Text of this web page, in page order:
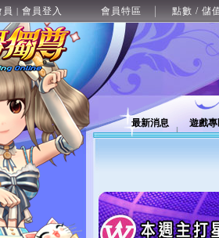
員 | 會員登入 會員特區 點數 / 儲
最新消息 遊戲